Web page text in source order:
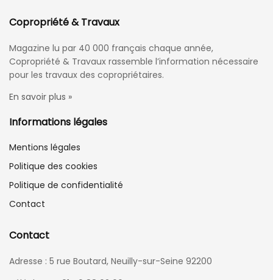
Copropriété & Travaux
Magazine lu par 40 000 français chaque année,
Copropriété & Travaux rassemble l’information nécessaire
pour les travaux des copropriétaires.
En savoir plus »
Informations légales
Mentions légales
Politique des cookies
Politique de confidentialité
Contact
Contact
Adresse : 5 rue Boutard, Neuilly-sur-Seine 92200